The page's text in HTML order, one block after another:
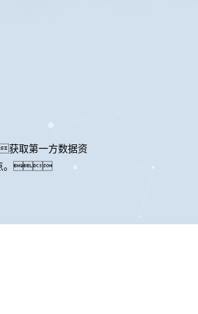
获取第一方数据资
点。